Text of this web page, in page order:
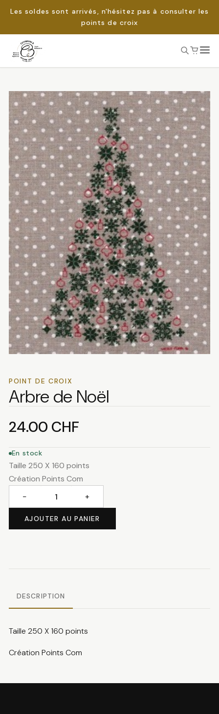
Les soldes sont arrivés, n'hésitez pas à consulter les
points de croix
Passer
POINT DE CROIX
Arbre de Noël
24.00 CHF
En stock
Taille 250 X 160 points
Création Points Com
Arbre
− +
AJOUTER AU PANIER
DESCRIPTION
Taille 250 X 160 points
Création Points Com